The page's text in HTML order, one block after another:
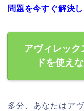
問題を今すぐ解決
アヴィレッ
ドを使え
多分、あなたはア